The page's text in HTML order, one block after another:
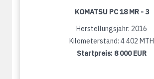
KOMATSU PC 18 MR - 3
Herstellungsjahr: 2016
Kilometerstand: 4 402 MTH
Startpreis: 8 000 EUR